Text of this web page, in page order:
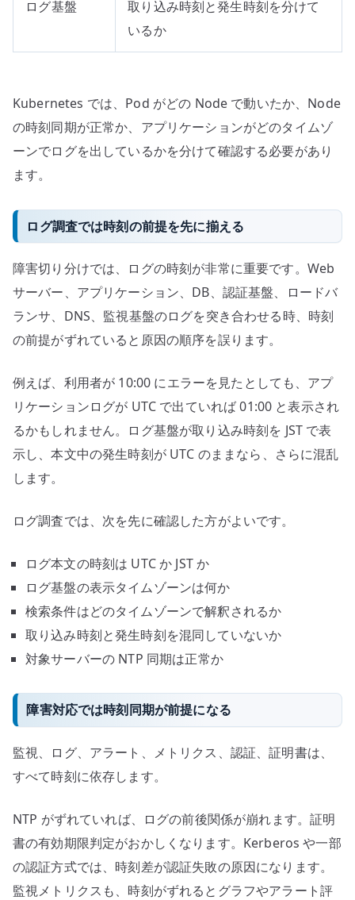
ログ基盤
取り込み時刻と発生時刻を分けて
いるか
Kubernetes では、Pod がどの Node で動いたか、Node
の時刻同期が正常か、アプリケーションがどのタイムゾ
ーンでログを出しているかを分けて確認する必要があり
ます。
ログ調査では時刻の前提を先に揃える
障害切り分けでは、ログの時刻が非常に重要です。Web
サーバー、アプリケーション、DB、認証基盤、ロードバ
ランサ、DNS、監視基盤のログを突き合わせる時、時刻
の前提がずれていると原因の順序を誤ります。
例えば、利用者が 10:00 にエラーを見たとしても、アプ
リケーションログが UTC で出ていれば 01:00 と表示され
るかもしれません。ログ基盤が取り込み時刻を JST で表
示し、本文中の発生時刻が UTC のままなら、さらに混乱
します。
ログ調査では、次を先に確認した方がよいです。
ログ本文の時刻は UTC か JST か
ログ基盤の表示タイムゾーンは何か
検索条件はどのタイムゾーンで解釈されるか
取り込み時刻と発生時刻を混同していないか
対象サーバーの NTP 同期は正常か
障害対応では時刻同期が前提になる
監視、ログ、アラート、メトリクス、認証、証明書は、
すべて時刻に依存します。
NTP がずれていれば、ログの前後関係が崩れます。証明
書の有効期限判定がおかしくなります。Kerberos や一部
の認証方式では、時刻差が認証失敗の原因になります。
監視メトリクスも、時刻がずれるとグラフやアラート評